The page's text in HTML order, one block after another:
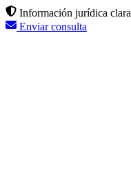
Información jurídica clara
Enviar consulta